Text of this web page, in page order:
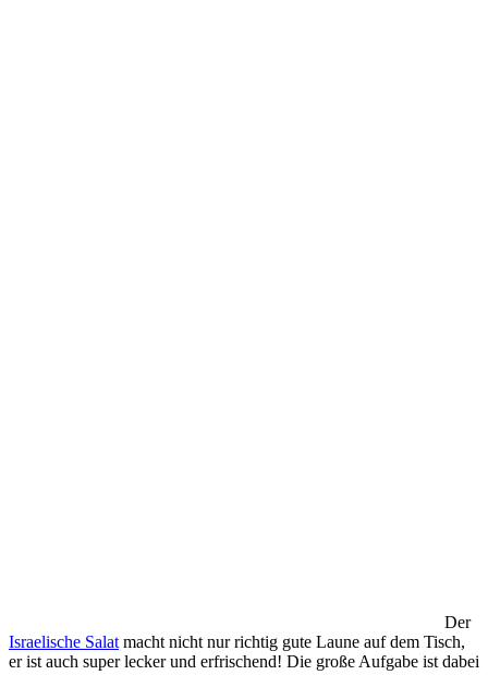
Der
Israelische Salat macht nicht nur richtig gute Laune auf dem Tisch,
er ist auch super lecker und erfrischend! Die große Aufgabe ist dabei